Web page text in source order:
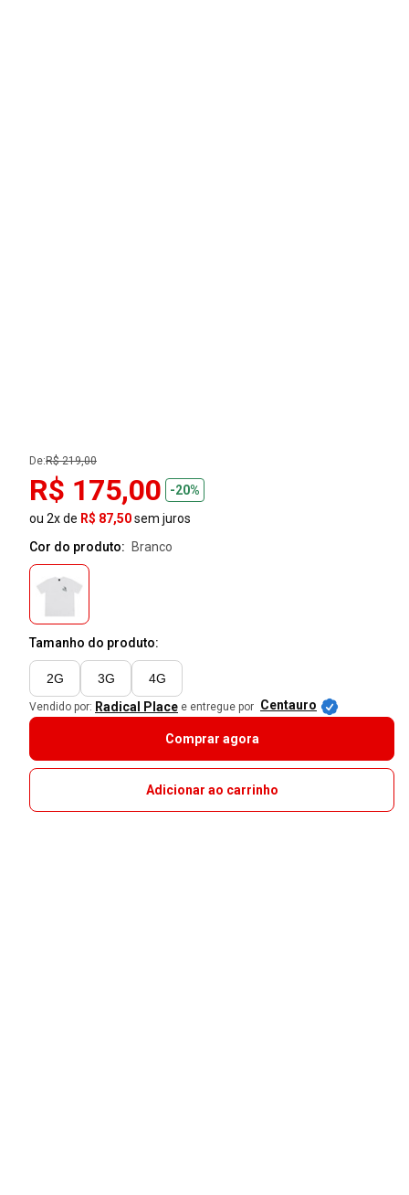
De:R$ 219,00
R$ 175,00
-20%
ou 2x de R$ 87,50sem juros
Cor do produto:
branco
Tamanho do produto:
2G 3G 4G
Vendido por: Radical Place e entregue por Centauro
Comprar agora
Adicionar ao carrinho